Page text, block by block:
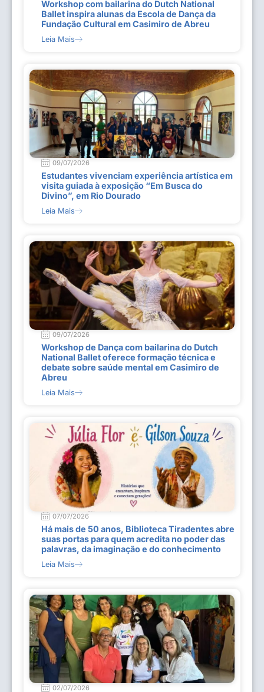
Workshop com bailarina do Dutch National
Ballet inspira alunas da Escola de Dança da
Fundação Cultural em Casimiro de Abreu
Leia Mais
09/07/2026
Estudantes vivenciam experiência artística em
visita guiada à exposição “Em Busca do
Divino”, em Rio Dourado
Leia Mais
09/07/2026
Workshop de Dança com bailarina do Dutch
National Ballet oferece formação técnica e
debate sobre saúde mental em Casimiro de
Abreu
Leia Mais
07/07/2026
Há mais de 50 anos, Biblioteca Tiradentes abre
suas portas para quem acredita no poder das
palavras, da imaginação e do conhecimento
Leia Mais
02/07/2026